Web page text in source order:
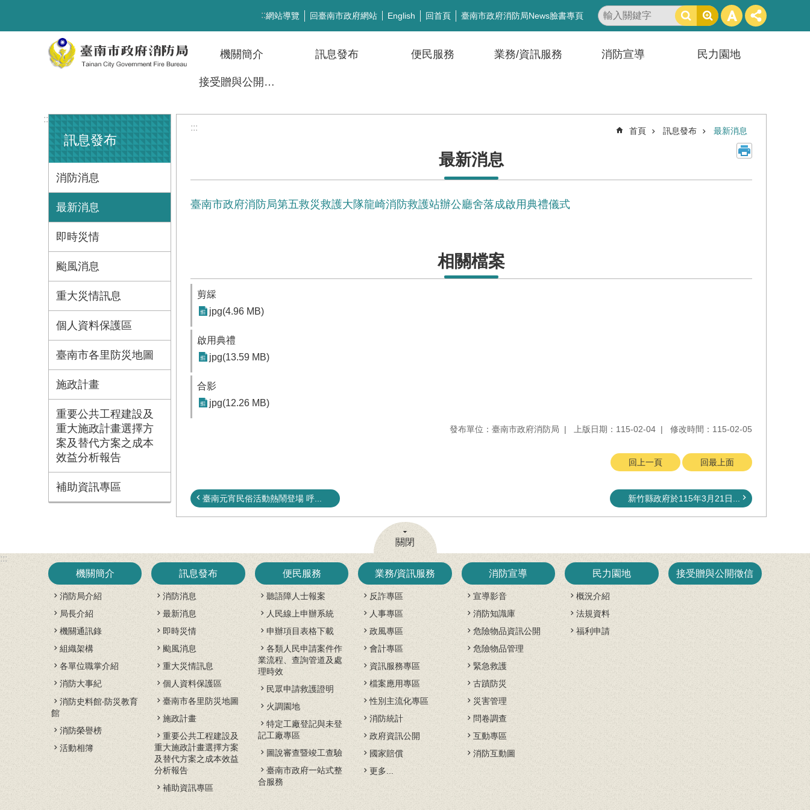
:::網站導覽 回臺南市政府網站 English 回首頁 臺南市政府消防局News臉書專頁
搜
尋
機關簡介 訊息發布 便民服務 業務/資訊服務 消防宣導 民力園地
接受贈與公開徵信
:::
訊息發布
消防消息
最新消息
即時災情
颱風消息
重大災情訊息
個人資料保護區
臺南市各里防災地圖
施政計畫
重要公共工程建設及
重大施政計畫選擇方
案及替代方案之成本
效益分析報告
補助資訊專區
::: 首頁 訊息發布 最新消息
最新消息
臺南市政府消防局第五救災救護大隊龍崎消防救護站辦公廳舍落成啟用典禮儀式
相關檔案
剪綵
jpg(4.96 MB)
啟用典禮
jpg(13.59 MB)
合影
jpg(12.26 MB)
發布單位：臺南市政府消防局 上版日期：115-02-04 修改時間：115-02-05
回上一頁 回最上面
臺南元宵民俗活動熱鬧登場 呼... 新竹縣政府於115年3月21日...
關閉
:::
機關簡介
消防局介紹
局長介紹
機關通訊錄
組織架構
各單位職掌介紹
消防大事紀
消防史料館‧防災教育
館
消防榮譽榜
活動相簿
訊息發布
消防消息
最新消息
即時災情
颱風消息
重大災情訊息
個人資料保護區
臺南市各里防災地圖
施政計畫
重要公共工程建設及
重大施政計畫選擇方案
及替代方案之成本效益
分析報告
補助資訊專區
便民服務
聽語障人士報案
人民線上申辦系統
申辦項目表格下載
各類人民申請案件作
業流程、查詢管道及處
理時效
民眾申請救護證明
火調園地
特定工廠登記與未登
記工廠專區
圖說審查暨竣工查驗
臺南市政府一站式整
合服務
業務/資訊服務
反詐專區
人事專區
政風專區
會計專區
資訊服務專區
檔案應用專區
性別主流化專區
消防統計
政府資訊公開
國家賠償
更多...
消防宣導
宣導影音
消防知識庫
危險物品資訊公開
危險物品管理
緊急救護
古蹟防災
災害管理
問卷調查
互動專區
消防互動圖
民力園地
概況介紹
法規資料
福利申請
接受贈與公開徵信